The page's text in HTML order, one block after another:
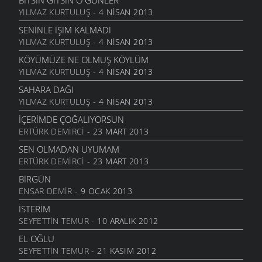
NATAŞA
6 MART 2006
ACABA
6 MART 2006
DOLUDUR
6 MART 2006
DAHASI VAR
6 MART 2006
ÖĞRETMENI GÖR
6 MART 2006
ÇORUH
6 MART 2006
SANA MUHTACIM
6 MART 2006
KALMADI
6 MART 2006
DÖRT İŞLEM
YILMAZ KURTULUŞ - 4 NISAN 2013
SENINLE İŞIM KALMADI
YILMAZ KURTULUŞ - 4 NISAN 2013
KÖYÜMÜZE NE OLMUŞ KÖYLÜM
YILMAZ KURTULUŞ - 4 NISAN 2013
SAHARA DAĞI
YILMAZ KURTULUŞ - 4 NISAN 2013
İÇERIMDE ÇOĞALIYORSUN
ERTÜRK DEMIRCI - 23 MART 2013
SEN OLMADAN UYUMAM
ERTÜRK DEMIRCI - 23 MART 2013
BIRGÜN
ENSAR DEMIR - 9 OCAK 2013
İSTERIM
SEYFETTIN TEMUR- 10 ARALIK 2012
EL OĞLU
SEYFETTIN TEMUR- 21 KASIM 2012